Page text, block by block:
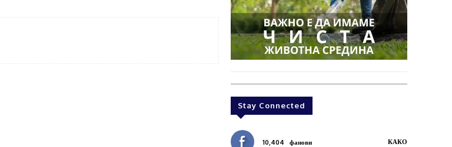
Stay Connected
10,404 фанови КАКО